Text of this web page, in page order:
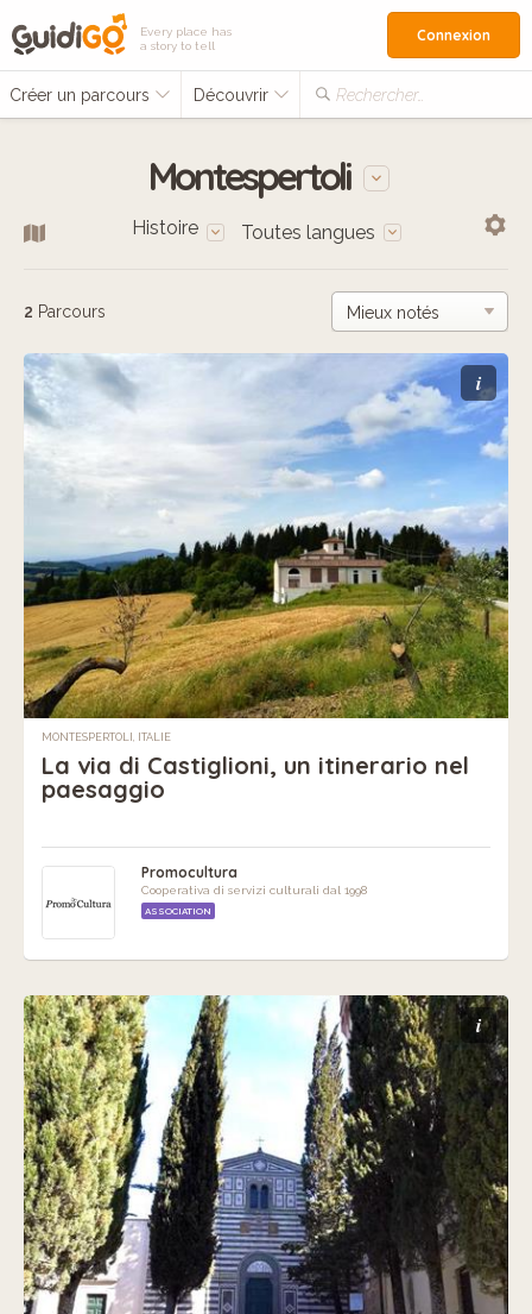
Every place has
a story to tell
Créer un parcours Découvrir Rechercher…
Connexion
Montespertoli
Histoire Toutes langues
2 Parcours
i
MONTESPERTOLI, ITALIE
La via di Castiglioni, un itinerario nel
paesaggio
Promocultura
Cooperativa di servizi culturali dal 1998
ASSOCIATION
i